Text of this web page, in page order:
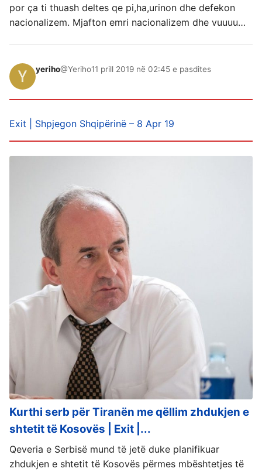
por ça ti thuash deltes qe pi,ha,urinon dhe defekon
nacionalizem. Mjafton emri nacionalizem dhe vuuuu…
yeriho@Yeriho11 prill 2019 në 02:45 e pasdites
Exit | Shpjegon Shqipërinë – 8 Apr 19
Kurthi serb për Tiranën me qëllim zhdukjen e
shtetit të Kosovës | Exit |...
Qeveria e Serbisë mund të jetë duke planifikuar
zhdukjen e shtetit të Kosovës përmes mbështetjes të